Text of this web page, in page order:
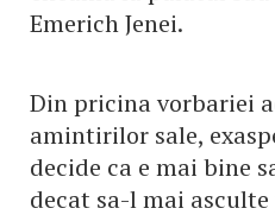
Emerich Jenei.
Din pricina vorbariei
amintirilor sale,
decide ca e mai bine
decat sa-l mai